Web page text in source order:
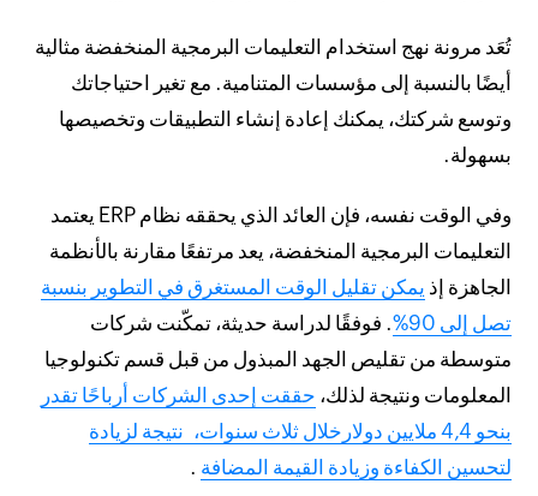
تُعَد مرونة نهج استخدام التعليمات البرمجية المنخفضة مثالية
أيضًا بالنسبة إلى مؤسسات المتنامية. مع تغير احتياجاتك
وتوسع شركتك، يمكنك إعادة إنشاء التطبيقات وتخصيصها
بسهولة.
وفي الوقت نفسه، فإن العائد الذي يحققه نظام ERP يعتمد
التعليمات البرمجية المنخفضة، يعد مرتفعًا مقارنة بالأنظمة
الجاهزة إذ يمكن تقليل الوقت المستغرق في التطوير بنسبة
تصل إلى 90%
. فوفقًا لدراسة حديثة، تمكّنت شركات
متوسطة من تقليص الجهد المبذول من قبل قسم تكنولوجيا
المعلومات ونتيجة لذلك، حققت إحدى الشركات أرباحًا تقدر
بنحو 4,4 ملايين دولارخلال ثلاث سنوات، نتيجة لزيادة
لتحسين الكفاءة وزيادة القيمة المضافة .